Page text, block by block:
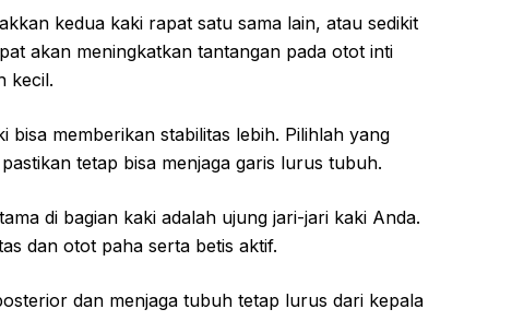
kedua kaki rapat satu sama lain, atau sedikit
akan meningkatkan tantangan pada otot inti
kecil.
bisa memberikan stabilitas lebih. Pilihlah yang
tetap bisa menjaga garis lurus tubuh.
di bagian kaki adalah ujung jari-jari kaki Anda.
dan otot paha serta betis aktif.
dan menjaga tubuh tetap lurus dari kepala